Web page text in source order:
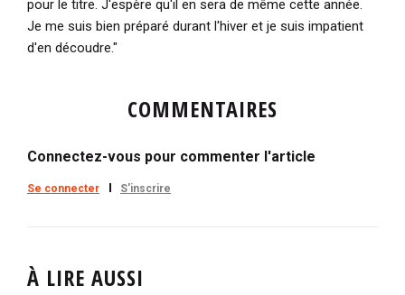
pour le titre. J'espère qu'il en sera de même cette année.
Je me suis bien préparé durant l'hiver et je suis impatient
d'en découdre."
COMMENTAIRES
Connectez-vous pour commenter l'article
Se connecter S'inscrire
À LIRE AUSSI